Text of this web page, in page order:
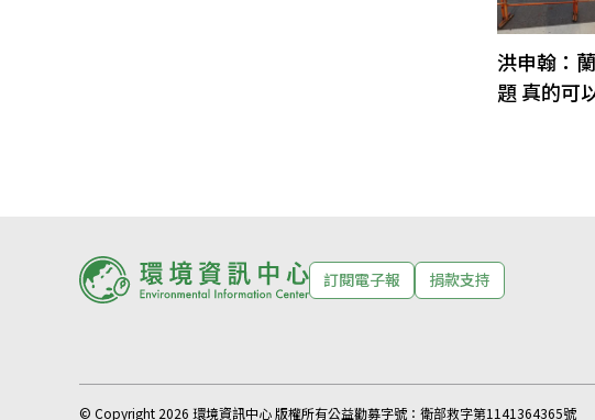
洪申翰：
題 真的可
訂閱電子報 捐款支持
© Copyright 2026 環境資訊中心 版權所有公益勸募字號： 衛部救字第1141364365號